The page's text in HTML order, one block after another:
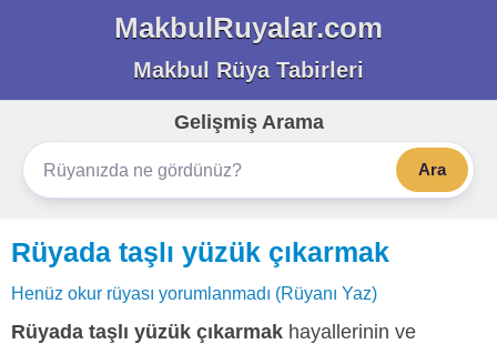
MakbulRuyalar.com
Makbul Rüya Tabirleri
Gelişmiş Arama
Ara
Rüyada taşlı yüzük çıkarmak
Henüz okur rüyası yorumlanmadı (Rüyanı Yaz)
Rüyada taşlı yüzük çıkarmak hayallerinin ve